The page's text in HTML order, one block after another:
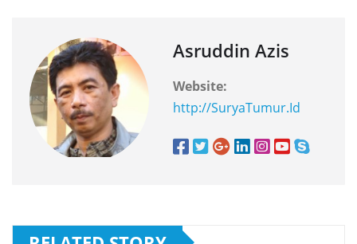
Asruddin Azis
Website:
http://SuryaTumur.Id